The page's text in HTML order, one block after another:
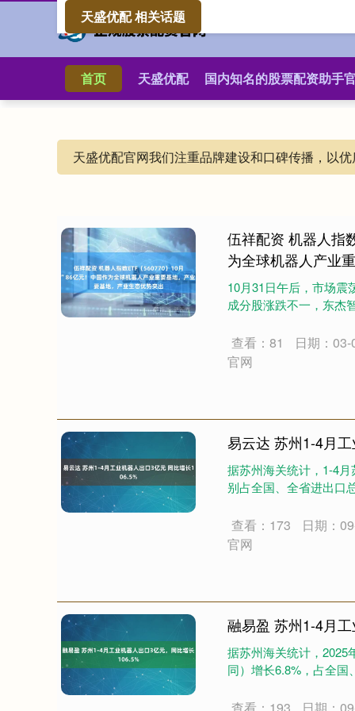
首页 天盛优配 国内知名的股票配资助手
天盛优配官网我们注重品牌建设和口碑传播，以
天盛优配 相关话题
伍祥配资 机器人指
为全球机器人产业
10月31日午后，市场震
成分股涨跌不一，东杰
查看：81
日期：03-
官网
易云达 苏州1-4月
据苏州海关统计，1-4
别占全国、全省进出口
查看：173
日期：
官网
融易盈 苏州1-4月
据苏州海关统计，2025
同）增长6.8%，占全国
3940.04 39.68 1.02%